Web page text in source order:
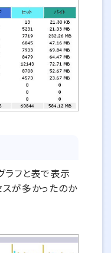
ラフと表で表示
スが多かったのか